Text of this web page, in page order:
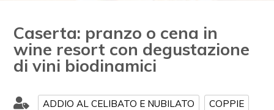
Caserta: pranzo o cena in
wine resort con degustazione
di vini biodinamici
ADDIO AL CELIBATO E NUBILATO
COPPIE